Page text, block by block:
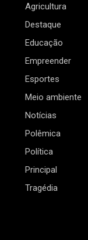
Agricultura
Destaque
Educação
Empreender
Esportes
Meio ambiente
Notícias
Polêmica
Política
Principal
Tragédia